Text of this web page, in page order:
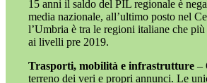
15 anni il saldo del PIL regionale è
media nazionale, all’ultimo posto nel
l’Umbria è tra le regioni italiane che
ai livelli pre 2019.
Trasporti, mobilità e infrastrutture –
terreno dei veri e propri annunci. Le